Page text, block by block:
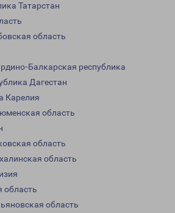
Татарстан
область
Балкарская республика
Дагестан
Карелия
область
область
область
область
область